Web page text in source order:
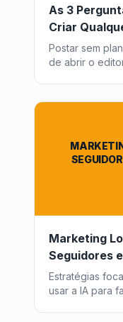
As 3
Criar
Postar sem
de abrir o
Marketing
Seguidores
Estratégias
usar a IA para